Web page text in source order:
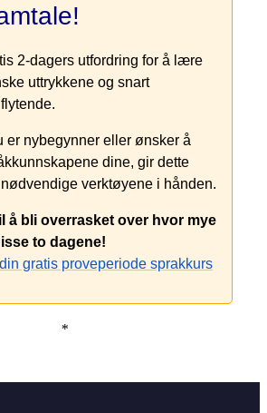
2-dagers utfordring for å lære
uttrykkene og snart
er nybegynner eller ønsker å
dine, gir dette
verktøyene i hånden.
å bli overrasket over hvor mye
to dagene!
*